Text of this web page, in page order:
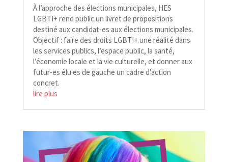
À l’approche des élections municipales, HES
LGBTI+ rend public un livret de propositions
destiné aux candidat-​​es aux élections municipales.
Objectif : faire des droits LGBTI+ une réalité dans
les services publics, l’espace public, la santé,
l’économie locale et la vie culturelle, et donner aux
futur-​​es élu·es de gauche un cadre d’action
concret.
lire plus